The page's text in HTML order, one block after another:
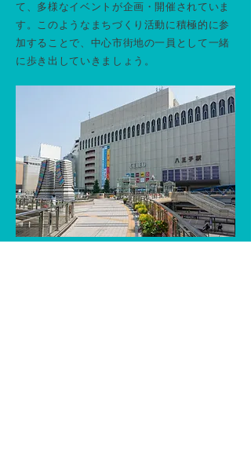
て、多様なイベントが企画・開催されていま
す。このようなまちづくり活動に積極的に参
加することで、中心市街地の一員として一緒
に歩き出していきましょう。